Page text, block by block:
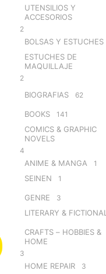
UTENSILIOS Y
ACCESORIOS
2
BOLSAS Y ESTUCHES
ESTUCHES DE
MAQUILLAJE
2
BIOGRAFIAS 62
BOOKS 141
COMICS & GRAPHIC
NOVELS
4
ANIME & MANGA 1
SEINEN 1
GENRE 3
LITERARY & FICTIONAL
CRAFTS – HOBBIES &
HOME
3
HOME REPAIR 3